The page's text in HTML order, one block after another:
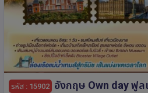
รหัส : 15902 อังกฤษ Own day ฟู